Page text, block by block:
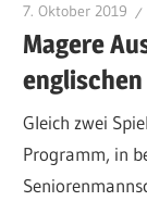
7. Oktober 2019
Magere
Gleich zwei
Programm, in